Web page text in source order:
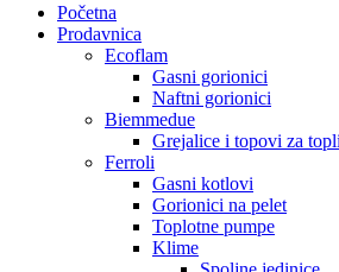
Početna
Prodavnica
Ecoflam
Gasni gorionici
Naftni gorionici
Biemmedue
Grejalice i topovi za
Ferroli
Gasni kotlovi
Gorionici na pelet
Toplotne pumpe
Klime